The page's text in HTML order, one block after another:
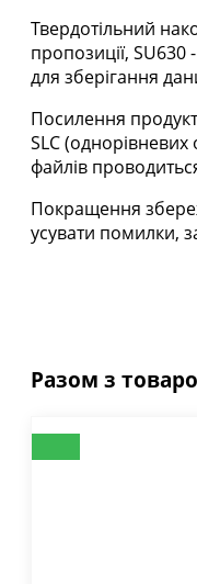
Твердотільний
пропозиції,
для зберігання
Посилення
SLC
файлів
Покращення
усувати помилки,
Разом з